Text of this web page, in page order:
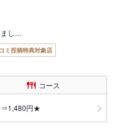
まし…
ミ投稿特典対象店
コース
⇒1,480円★